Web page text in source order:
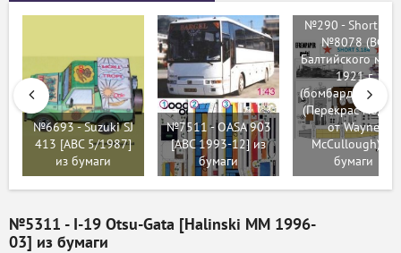
№6693 - Suzuki SJ
413 [ABC 5/1987]
из бумаги
№7511 - OASA 903
[ABC 1993-12] из
бумаги
№290 - Short
№8078 (ВФ
Балтийского
1921 г
(Перекрас
от Wayne
McCullough) из
бумаги
№5311 - I-19 Otsu-Gata [Halinski MM 1996-
03] из бумаги